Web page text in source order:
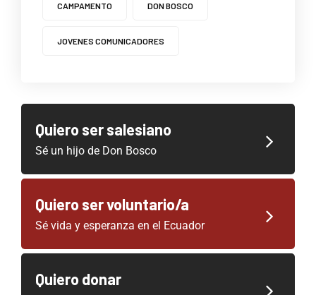
CAMPAMENTO DON BOSCO
JOVENES COMUNICADORES
Quiero ser salesiano
Sé un hijo de Don Bosco
Quiero ser voluntario/a
Sé vida y esperanza en el Ecuador
Quiero donar